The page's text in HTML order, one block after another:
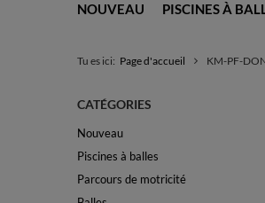
NOUVEAU PISCINES À
Tu es ici: Page d'accueil KM-PF-
CATÉGORIES
Nouveau
Piscines à balles
Parcours de motricité